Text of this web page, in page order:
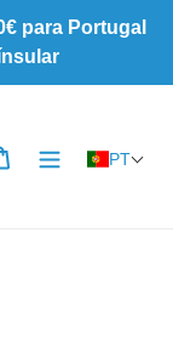
para Portugal
sessão
Carrinho PT